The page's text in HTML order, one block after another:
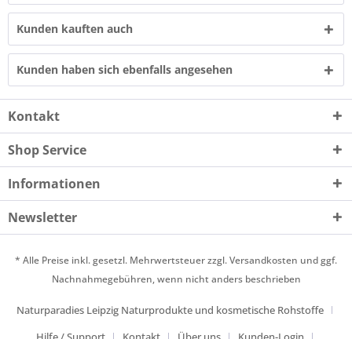
Kunden kauften auch
Kunden haben sich ebenfalls angesehen
Kontakt
Shop Service
Informationen
Newsletter
* Alle Preise inkl. gesetzl. Mehrwertsteuer zzgl.Versandkosten und ggf.
Nachnahmegebühren, wenn nicht anders beschrieben
Naturparadies Leipzig Naturprodukte und kosmetische Rohstoffe